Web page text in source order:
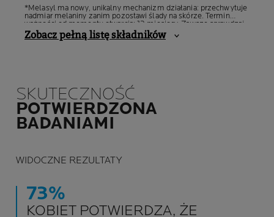
*Melasyl ma nowy, unikalny mechanizm działania: przechwytuje
nadmiar melaniny zanim pozostawi ślady na skórze. Termin
ważności od momentu otwarcia: 12 miesięcy. Zawsze sprawdzaj
instrukcje producenta.
Zobacz pełną listę składników
SKUTECZNOŚĆ
POTWIERDZONA
BADANIAMI
WIDOCZNE REZULTATY
73%
KOBIET POTWIERDZA, ŻE